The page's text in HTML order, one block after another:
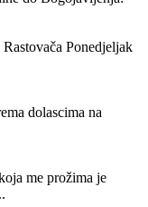
Ponedjeljak
dolascima na
me prožima je